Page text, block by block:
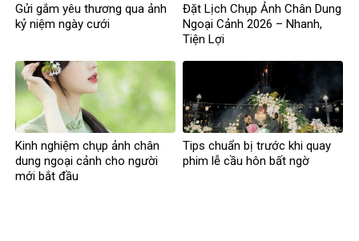
Gửi gắm yêu thương qua ảnh
kỷ niệm ngày cưới
Đặt Lịch Chụp Ảnh Chân Dung
Ngoại Cảnh 2026 – Nhanh,
Tiện Lợi
Kinh nghiệm chụp ảnh chân
dung ngoại cảnh cho người
mới bắt đầu
Tips chuẩn bị trước khi quay
phim lễ cầu hôn bất ngờ